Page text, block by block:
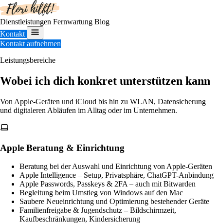
Dienstleistungen Fernwartung Blog
Kontakt
Kontakt aufnehmen
Leistungsbereiche
Wobei ich dich konkret unterstützen kann
Von Apple-Geräten und iCloud bis hin zu WLAN, Datensicherung
und digitaleren Abläufen im Alltag oder im Unternehmen.
Apple Beratung & Einrichtung
Beratung bei der Auswahl und Einrichtung von Apple-Geräten
Apple Intelligence – Setup, Privatsphäre, ChatGPT-Anbindung
Apple Passwords, Passkeys & 2FA – auch mit Bitwarden
Begleitung beim Umstieg von Windows auf den Mac
Saubere Neueinrichtung und Optimierung bestehender Geräte
Familienfreigabe & Jugendschutz – Bildschirmzeit,
Kaufbeschränkungen, Kindersicherung